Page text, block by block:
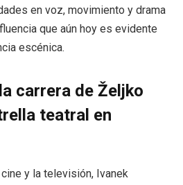
en voz, movimiento y drama
que aún hoy es evidente
escénica.
carrera de Željko
teatral en
y la televisión, Ivanek